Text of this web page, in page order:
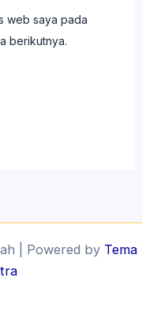
web saya pada
berikutnya.
| Powered by Tema